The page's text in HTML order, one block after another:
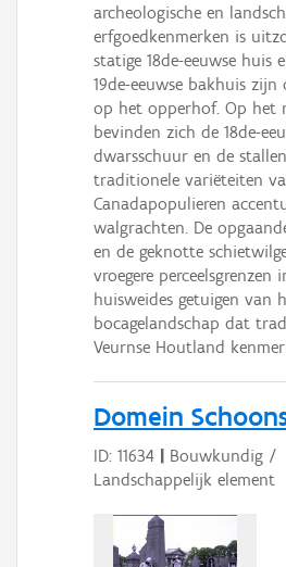
archeologische en
erfgoedkenmerken is
statige 18de-eeuwse huis
19de-eeuwse bakhuis zijn
op het opperhof. Op het
bevinden zich de 18de-
dwarsschuur en de
traditionele variëteiten
Canadapopulieren
walgrachten. De
en de geknotte
vroegere perceelsgrenzen
huisweides getuigen van
bocagelandschap dat
Veurnse Houtland
Domein
ID: 11634 | Bouwkundig /
Landschappelijk element